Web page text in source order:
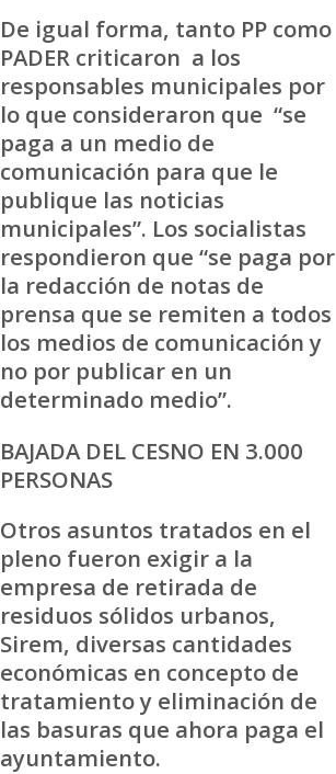
De igual forma, tanto PP como
PADER criticaron a los
responsables municipales por
lo que consideraron que “se
paga a un medio de
comunicación para que le
publique las noticias
municipales”. Los socialistas
respondieron que “se paga por
la redacción de notas de
prensa que se remiten a todos
los medios de comunicación y
no por publicar en un
determinado medio”.
BAJADA DEL CESNO EN 3.000
PERSONAS
Otros asuntos tratados en el
pleno fueron exigir a la
empresa de retirada de
residuos sólidos urbanos,
Sirem, diversas cantidades
económicas en concepto de
tratamiento y eliminación de
las basuras que ahora paga el
ayuntamiento.